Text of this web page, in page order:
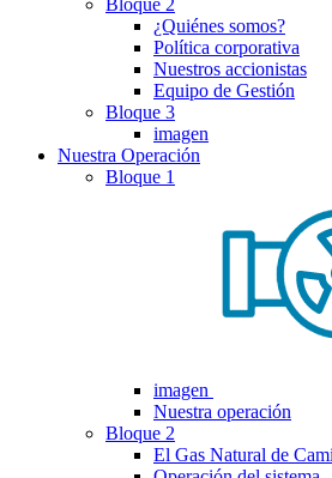
Bloque 2
¿Quiénes somos?
Política corporativa
Nuestros accionistas
Equipo de Gestión
Bloque 3
imagen
Nuestra Operación
Bloque 1
imagen
Nuestra operación
Bloque 2
El Gas Natural de